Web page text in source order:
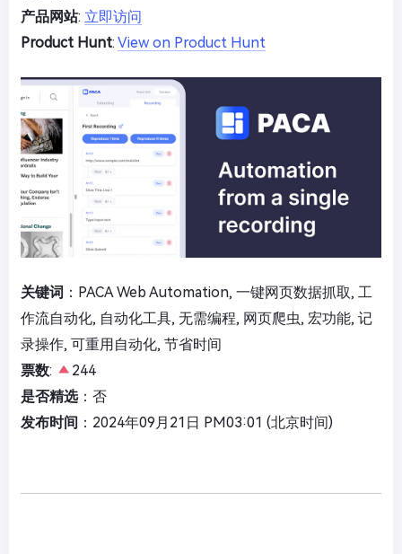
产品网站: 立即访问
Product Hunt: View on Product Hunt
关键词 ：PACA Web Automation, 一键网页数据抓取, 工
作流自动化, 自动化工具, 无需编程, 网页爬虫, 宏功能, 记
录操作, 可重用自动化, 节省时间
票数:
244
是否精选：否
发布时间 ：2024年09月21日 PM03:01 (北京时间)